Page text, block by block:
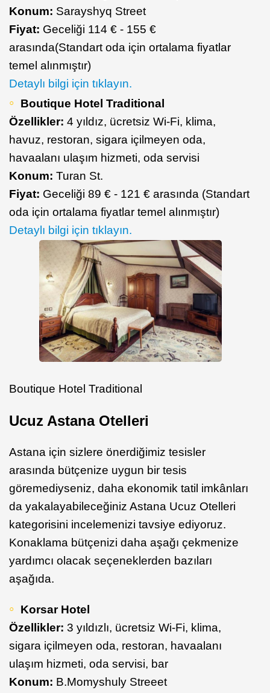
Konum: Sarayshyq Street
Fiyat: Geceliği 114 € - 155 €
arasında(Standart oda için ortalama fiyatlar
temel alınmıştır)
Detaylı bilgi için tıklayın.
Boutique Hotel Traditional
Özellikler: 4 yıldız, ücretsiz Wi-Fi, klima,
havuz, restoran, sigara içilmeyen oda,
havaalanı ulaşım hizmeti, oda servisi
Konum: Turan St.
Fiyat: Geceliği 89 € - 121 € arasında (Standart
oda için ortalama fiyatlar temel alınmıştır)
Detaylı bilgi için tıklayın.
Boutique Hotel Traditional
Ucuz Astana Otelleri
Astana için sizlere önerdiğimiz tesisler
arasında bütçenize uygun bir tesis
göremediyseniz, daha ekonomik tatil imkânları
da yakalayabileceğiniz Astana Ucuz Otelleri
kategorisini incelemenizi tavsiye ediyoruz.
Konaklama bütçenizi daha aşağı çekmenize
yardımcı olacak seçeneklerden bazıları
aşağıda.
Korsar Hotel
Özellikler: 3 yıldızlı, ücretsiz Wi-Fi, klima,
sigara içilmeyen oda, restoran, havaalanı
ulaşım hizmeti, oda servisi, bar
Konum: B.Momyshuly Streeet